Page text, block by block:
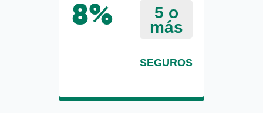
8% 5 o
más
SEGUROS